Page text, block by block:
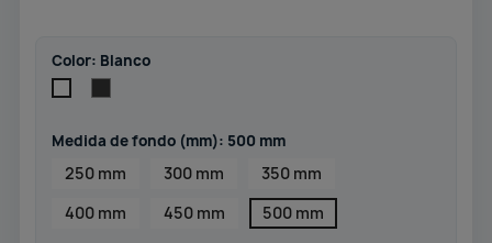
Color: Blanco
Medida de fondo (mm): 500 mm
250 mm 300 mm
350 mm
400 mm
450 mm 500 mm